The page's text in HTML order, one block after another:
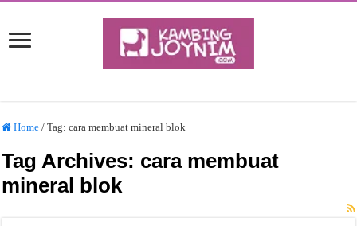
Home / Tag:cara membuat mineral blok
Tag Archives: cara membuat
mineral blok